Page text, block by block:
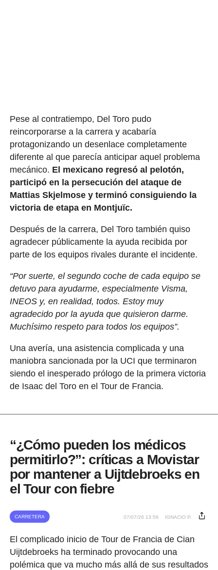
Pese al contratiempo, Del Toro pudo
reincorporarse a la carrera y acabaría
protagonizando un desenlace completamente
diferente al que parecía anticipar aquel problema
mecánico. El mexicano regresó al pelotón,
participó en la persecución del ataque de
Mattias Skjelmose y terminó consiguiendo la
victoria de etapa en Montjuïc.
Después de la carrera, Del Toro también quiso
agradecer públicamente la ayuda recibida por
parte de los equipos rivales durante el incidente.
“Por suerte, el segundo coche de cada equipo se
detuvo para ayudarme, especialmente Visma,
INEOS y, en realidad, todos. Estoy muy
agradecido por la ayuda que quisieron darme.
Muchísimo respeto para todos los equipos”.
Una avería, una asistencia complicada y una
maniobra sancionada por la UCI que terminaron
siendo el inesperado prólogo de la primera victoria
de Isaac del Toro en el Tour de Francia.
“¿Cómo pueden los médicos
permitirlo?”: críticas a Movistar
por mantener a Uijtdebroeks en
el Tour con fiebre
CARRETERA 07/07/26 13:56 IGNACIO P.
El complicado inicio de Tour de Francia de Cian
Uijtdebroeks ha terminado provocando una
polémica que va mucho más allá de sus resultados